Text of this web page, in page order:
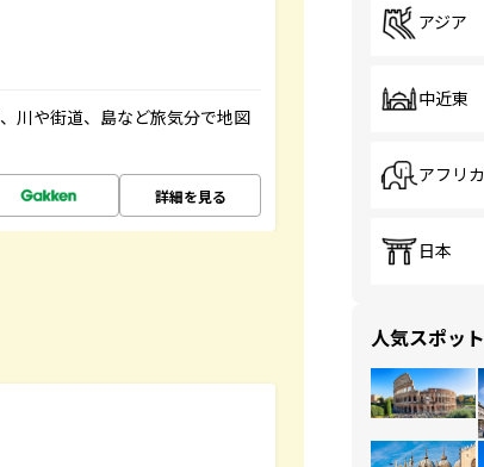
川や街道、島など旅気分で地図
詳細を見る
アジア
中近東
アフリカ
日本
人気スポット